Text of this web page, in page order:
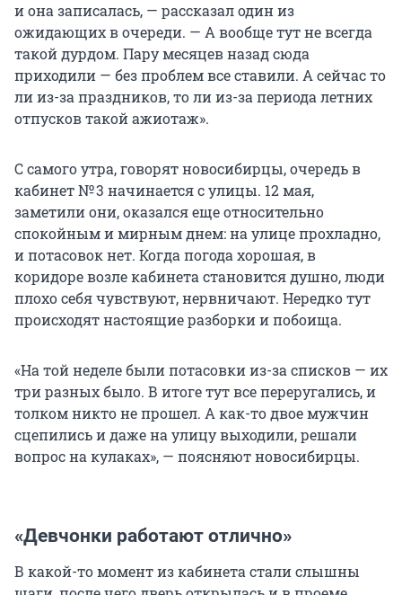
и она записалась, — рассказал один из
ожидающих в очереди. — А вообще тут не всегда
такой дурдом. Пару месяцев назад сюда
приходили — без проблем все ставили. А сейчас то
ли из-за праздников, то ли из-за периода летних
отпусков такой ажиотаж».
С самого утра, говорят новосибирцы, очередь в
кабинет № 3 начинается с улицы. 12 мая,
заметили они, оказался еще относительно
спокойным и мирным днем: на улице прохладно,
и потасовок нет. Когда погода хорошая, в
коридоре возле кабинета становится душно, люди
плохо себя чувствуют, нервничают. Нередко тут
происходят настоящие разборки и побоища.
«На той неделе были потасовки из-за списков — их
три разных было. В итоге тут все переругались, и
толком никто не прошел. А как-то двое мужчин
сцепились и даже на улицу выходили, решали
вопрос на кулаках», — поясняют новосибирцы.
«Девчонки работают отлично»
В какой-то момент из кабинета стали слышны